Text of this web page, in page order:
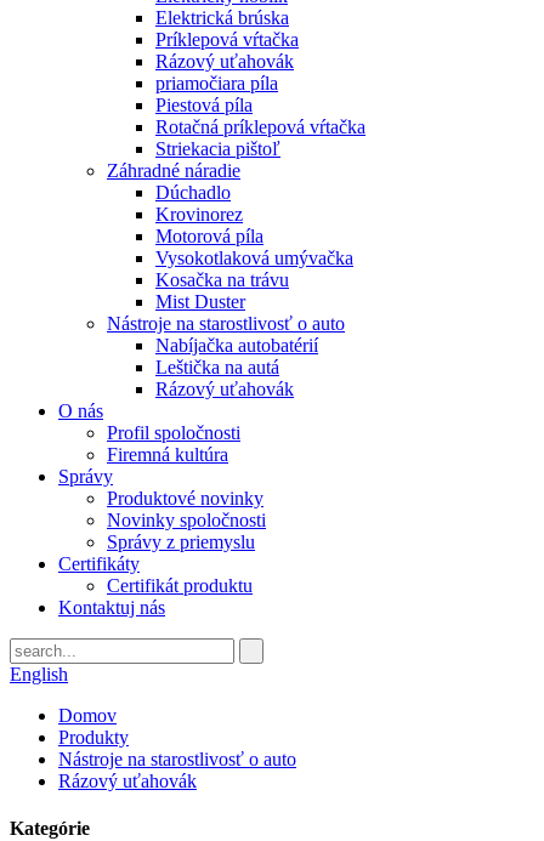
Elektrická brúska
Príklepová vŕtačka
Rázový uťahovák
priamočiara píla
Piestová píla
Rotačná príklepová vŕtačka
Striekacia pištoľ
Záhradné náradie
Dúchadlo
Krovinorez
Motorová píla
Vysokotlaková umývačka
Kosačka na trávu
Mist Duster
Nástroje na starostlivosť o auto
Nabíjačka autobatérií
Leštička na autá
Rázový uťahovák
O nás
Profil spoločnosti
Firemná kultúra
Správy
Produktové novinky
Novinky spoločnosti
Správy z priemyslu
Certifikáty
Certifikát produktu
Kontaktuj nás
English
Domov
Produkty
Nástroje na starostlivosť o auto
Rázový uťahovák
Kategórie